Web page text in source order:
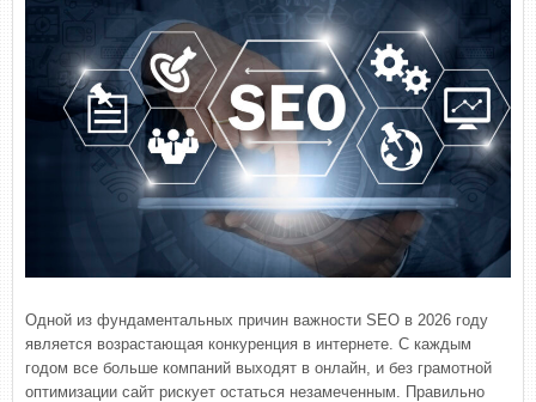
Одной из фундаментальных причин важности SEO в 2026 году
является возрастающая конкуренция в интернете. С каждым
годом все больше компаний выходят в онлайн, и без грамотной
оптимизации сайт рискует остаться незамеченным. Правильно